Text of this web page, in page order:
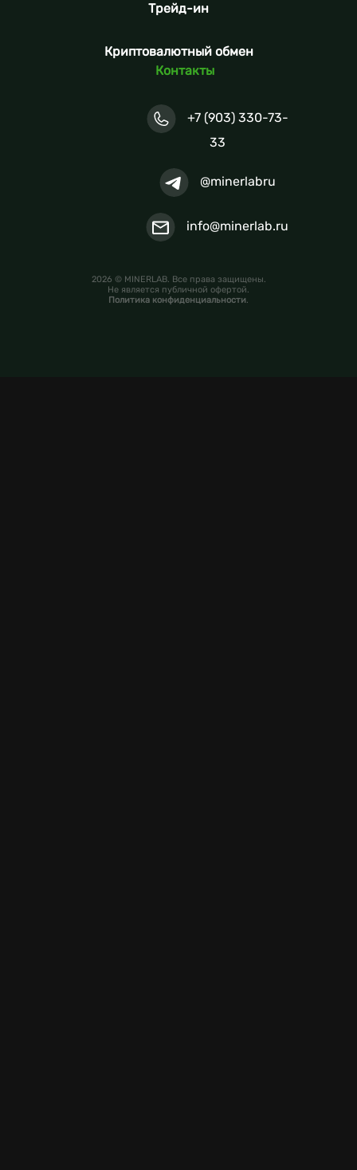
Трейд-ин
Криптовалютный обмен
Контакты
+7 (903) 330-73-
33
@minerlabru
info@minerlab.ru
2026 © MINERLAB. Все права защищены.
Не является публичной офертой.
Политика конфиденциальности.